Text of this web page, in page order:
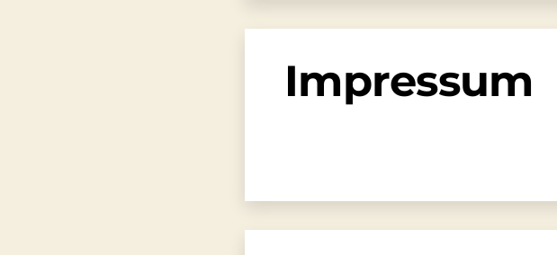
Impressum